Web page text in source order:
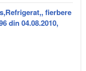
fierbere
din 04.08.2010,